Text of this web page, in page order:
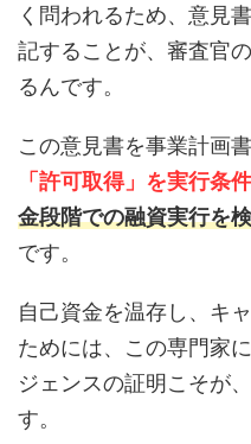
く問われるため、意見
記することが、審査官
るんです。
この意見書を事業計画
「許可取得」を実行条件
金段階での融資実行を
です。
自己資金を温存し、キ
ためには、この専門家
ジェンスの証明こそが
す。